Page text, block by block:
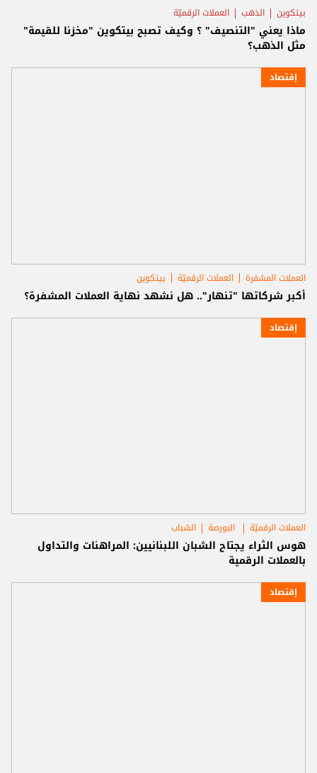
بيتكوين الذهب العملات الرقميّة
ماذا يعني "التنصيف" ؟ وكيف تصبح بيتكوين "مخزنا للقيمة"
مثل الذهب؟
إقتصاد
العملات المشفرة العملات الرقميّة بيتكوين
أكبر شركاتها "تنهار".. هل نشهد نهاية العملات المشفرة؟
إقتصاد
العملات الرقميّة البورصة الشباب
هوس الثراء يجتاح الشبان اللبنانيين: المراهنات والتداول
بالعملات الرقمية
إقتصاد